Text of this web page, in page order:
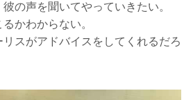
の声を聞いてやっていきたい。
かわからない。
スがアドバイスをしてくれるだろ